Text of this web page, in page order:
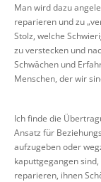
Man wird dazu
reparieren und zu
Stolz, welche
zu verstecken und
Schwächen und
Menschen, der wir
Ich finde die
Ansatz für
aufzugeben oder
kaputtgegangen
reparieren, ihnen